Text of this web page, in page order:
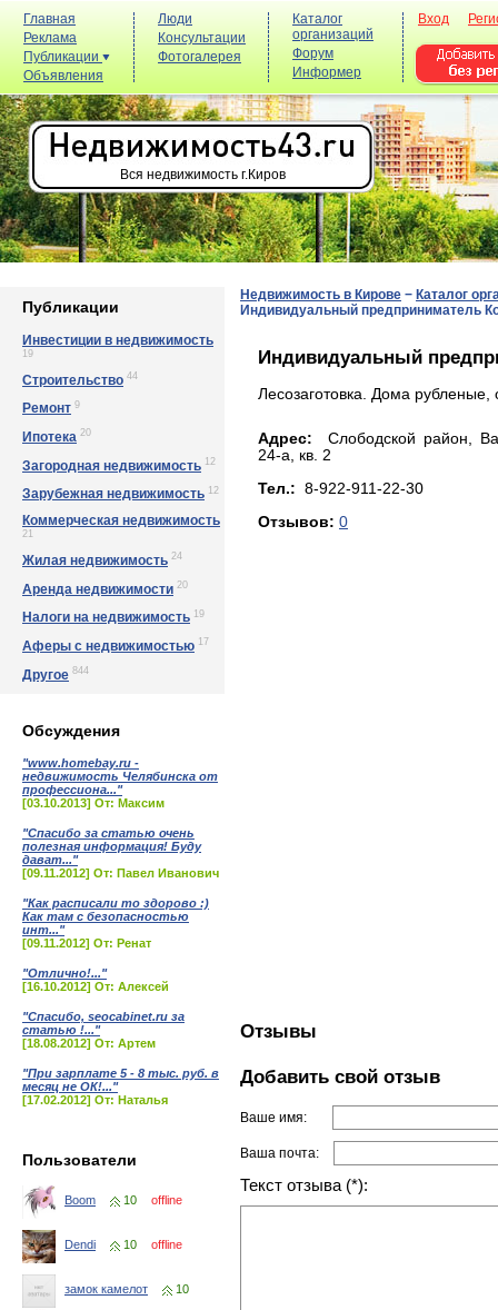
Главная
Реклама
Публикации
Объявления
Люди
Консультации
Фотогалерея
Каталог
организаций
Форум
Информер
Вход
Вся недвижимость г.Киров
Публикации
Инвестиции в недвижимость
19
Строительство 44
Ремонт 9
Ипотека 20
Загородная недвижимость 12
Зарубежная недвижимость 12
Коммерческая недвижимость
21
Жилая недвижимость 24
Аренда недвижимости 20
Налоги на недвижимость 19
Аферы с недвижимостью 17
Другое 844
Обсуждения
"www.homebay.ru -
недвижимость Челябинска от
профессиона..."
[03.10.2013] От: Максим
"Спасибо за статью очень
полезная информация! Буду
дават..."
[09.11.2012] От: Павел Иванович
"Как расписали то здорово :)
Как там с безопасностью
инт..."
[09.11.2012] От: Ренат
"Отлично!..."
[16.10.2012] От: Алексей
"Спасибо, seocabinet.ru за
статью !..."
[18.08.2012] От: Артем
"При зарплате 5 - 8 тыс. руб. в
месяц не ОК!..."
[17.02.2012] От: Наталья
Пользователи
Boom 10 offline
Dendi 10 offline
замок камелот
10
Недвижимость в Кирове − Каталог
Индивидуальный предприниматель
Индивидуальный
Лесозаготовка. Дома
Адрес: Слободской район,
24-a, кв. 2
Тел.: 8-922-911-22-30
Отзывов: 0
Отзывы
Добавить свой отзыв
Ваше имя:
Ваша почта:
Текст отзыва (*):